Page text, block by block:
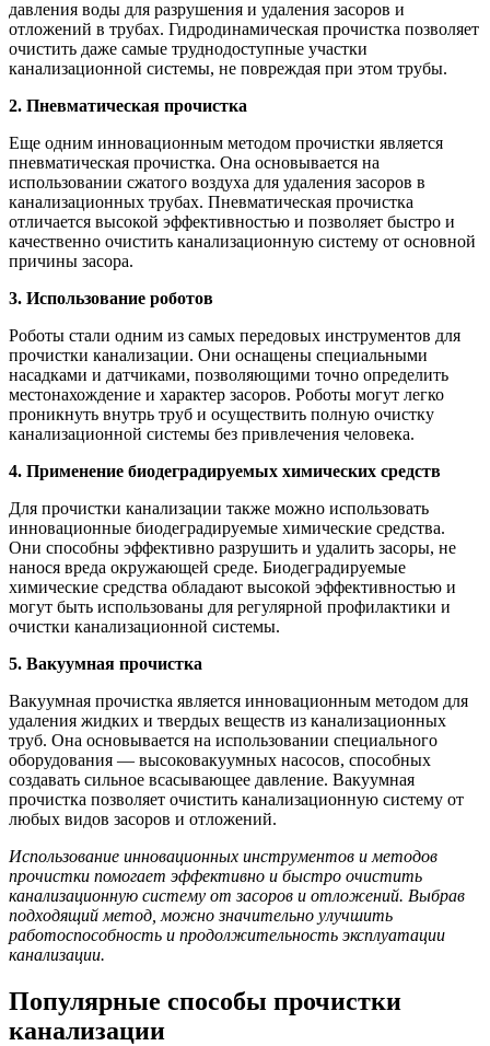
давления воды для разрушения и удаления засоров и
отложений в трубах. Гидродинамическая прочистка позволяет
очистить даже самые труднодоступные участки
канализационной системы, не повреждая при этом трубы.
2. Пневматическая прочистка
Еще одним инновационным методом прочистки является
пневматическая прочистка. Она основывается на
использовании сжатого воздуха для удаления засоров в
канализационных трубах. Пневматическая прочистка
отличается высокой эффективностью и позволяет быстро и
качественно очистить канализационную систему от основной
причины засора.
3. Использование роботов
Роботы стали одним из самых передовых инструментов для
прочистки канализации. Они оснащены специальными
насадками и датчиками, позволяющими точно определить
местонахождение и характер засоров. Роботы могут легко
проникнуть внутрь труб и осуществить полную очистку
канализационной системы без привлечения человека.
4. Применение биодеградируемых химических средств
Для прочистки канализации также можно использовать
инновационные биодеградируемые химические средства.
Они способны эффективно разрушить и удалить засоры, не
нанося вреда окружающей среде. Биодеградируемые
химические средства обладают высокой эффективностью и
могут быть использованы для регулярной профилактики и
очистки канализационной системы.
5. Вакуумная прочистка
Вакуумная прочистка является инновационным методом для
удаления жидких и твердых веществ из канализационных
труб. Она основывается на использовании специального
оборудования — высоковакуумных насосов, способных
создавать сильное всасывающее давление. Вакуумная
прочистка позволяет очистить канализационную систему от
любых видов засоров и отложений.
Использование инновационных инструментов и методов
прочистки помогает эффективно и быстро очистить
канализационную систему от засоров и отложений. Выбрав
подходящий метод, можно значительно улучшить
работоспособность и продолжительность эксплуатации
канализации.
Популярные способы прочистки
канализации